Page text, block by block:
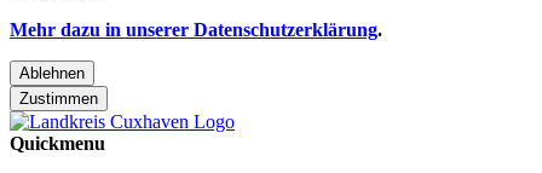
Mehr dazu in unserer Datenschutzerklärung.
Ablehnen
Zustimmen
Quickmenu